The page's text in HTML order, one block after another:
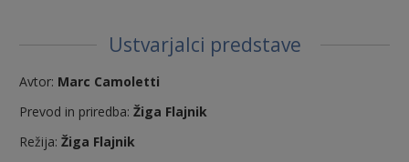
Ustvarjalci predstave
Avtor: Marc Camoletti
Prevod in priredba: Žiga Flajnik
Režija: Žiga Flajnik